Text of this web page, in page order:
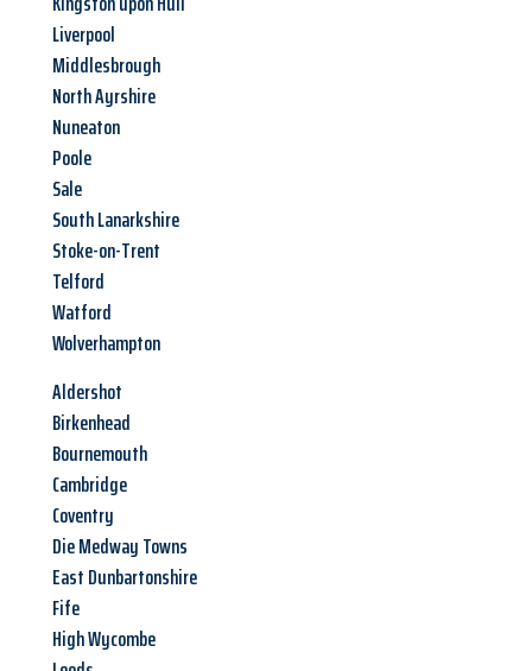
Liverpool
Middlesbrough
North Ayrshire
Nuneaton
Poole
Sale
South Lanarkshire
Stoke-on-Trent
Telford
Watford
Wolverhampton
Aldershot
Birkenhead
Bournemouth
Cambridge
Coventry
Die Medway Towns
East Dunbartonshire
Fife
High Wycombe